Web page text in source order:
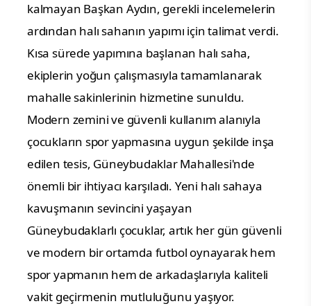
kalmayan Başkan Aydın, gerekli incelemelerin
ardından halı sahanın yapımı için talimat verdi.
Kısa sürede yapımına başlanan halı saha,
ekiplerin yoğun çalışmasıyla tamamlanarak
mahalle sakinlerinin hizmetine sunuldu.
Modern zemini ve güvenli kullanım alanıyla
çocukların spor yapmasına uygun şekilde inşa
edilen tesis, Güneybudaklar Mahallesi'nde
önemli bir ihtiyacı karşıladı. Yeni halı sahaya
kavuşmanın sevincini yaşayan
Güneybudaklarlı çocuklar, artık her gün güvenli
ve modern bir ortamda futbol oynayarak hem
spor yapmanın hem de arkadaşlarıyla kaliteli
vakit geçirmenin mutluluğunu yaşıyor.